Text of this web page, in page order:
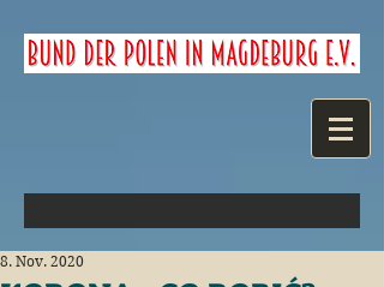
8. Nov. 2020